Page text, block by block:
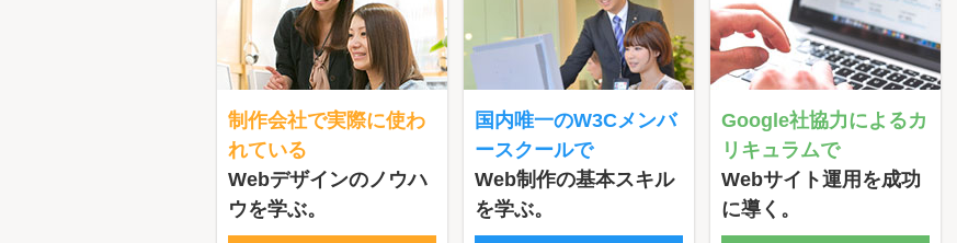
制作会社で実際に使わ
れている
Webデザインのノウハ
ウを学ぶ。
国内唯一のW3Cメンバ
ースクールで
Web制作の基本スキル
を学ぶ。
Google社協力によるカ
リキュラムで
Webサイト運用を成功
に導く。